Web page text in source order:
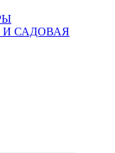
И САДОВАЯ